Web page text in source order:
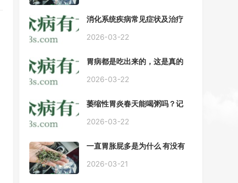
消化系统疾病常见症状及治疗
案
2026-03-22
胃病都是吃出来的，这是真的
2026-03-22
萎缩性胃炎春天能喝粥吗？记
2026-03-22
一直胃胀屁多是为什么 有没有
2026-03-21